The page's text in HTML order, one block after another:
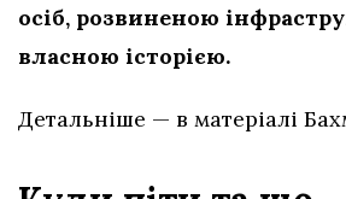
осіб, розвиненою
власною історією.
Детальніше — в матеріалі